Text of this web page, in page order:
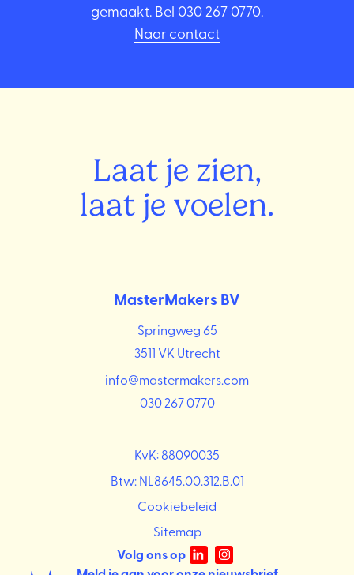
gemaakt. Bel 030 267 0770.
Naar contact
Laat je zien,
laat je voelen.
MasterMakers BV
Springweg 65
3511 VK Utrecht
info@mastermakers.com
030 267 0770
KvK: 88090035
Btw: NL8645.00.312.B.01
Cookiebeleid
Sitemap
Volg ons op